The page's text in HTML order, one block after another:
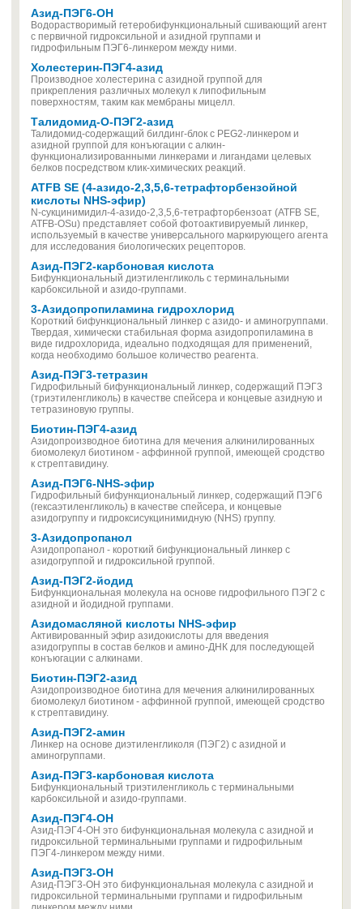
Азид-ПЭГ6-ОН
Водорастворимый гетеробифункциональный сшивающий агент
с первичной гидроксильной и азидной группами и
гидрофильным ПЭГ6-линкером между ними.
Холестерин-ПЭГ4-азид
Производное холестерина с азидной группой для
прикрепления различных молекул к липофильным
поверхностям, таким как мембраны мицелл.
Талидомид-О-ПЭГ2-азид
Талидомид-содержащий билдинг-блок с PEG2-линкером и
азидной группой для конъюгации с алкин-
функционализированными линкерами и лигандами целевых
белков посредством клик-химических реакций.
ATFB SE (4-азидо-2,3,5,6-тетрафторбензойной
кислоты NHS-эфир)
N-сукцинимидил-4-азидо-2,3,5,6-тетрафторбензоат (ATFB SE,
ATFB-OSu) представляет собой фотоактивируемый линкер,
используемый в качестве универсального маркирующего агента
для исследования биологических рецепторов.
Азид-ПЭГ2-карбоновая кислота
Бифункциональный диэтиленгликоль с терминальными
карбоксильной и азидо-группами.
3-Азидопропиламина гидрохлорид
Короткий бифункциональный линкер с азидо- и аминогруппами.
Твердая, химически стабильная форма азидопропиламина в
виде гидрохлорида, идеально подходящая для применений,
когда необходимо большое количество реагента.
Азид-ПЭГ3-тетразин
Гидрофильный бифункциональный линкер, содержащий ПЭГ3
(триэтиленгликоль) в качестве спейсера и концевые азидную и
тетразиновую группы.
Биотин-ПЭГ4-азид
Азидопроизводное биотина для мечения алкинилированных
биомолекул биотином - аффинной группой, имеющей сродство
к стрептавидину.
Азид-ПЭГ6-NHS-эфир
Гидрофильный бифункциональный линкер, содержащий ПЭГ6
(гексаэтиленгликоль) в качестве спейсера, и концевые
азидогруппу и гидроксисукцинимидную (NHS) группу.
3-Азидопропанол
Азидопропанол - короткий бифункциональный линкер с
азидогруппой и гидроксильной группой.
Азид-ПЭГ2-йодид
Бифункциональная молекула на основе гидрофильного ПЭГ2 с
азидной и йодидной группами.
Азидомасляной кислоты NHS-эфир
Активированный эфир азидокислоты для введения
азидогруппы в состав белков и амино-ДНК для последующей
конъюгации с алкинами.
Биотин-ПЭГ2-азид
Азидопроизводное биотина для мечения алкинилированных
биомолекул биотином - аффинной группой, имеющей сродство
к стрептавидину.
Азид-ПЭГ2-амин
Линкер на основе диэтиленгликоля (ПЭГ2) с азидной и
аминогруппами.
Азид-ПЭГ3-карбоновая кислота
Бифункциональный триэтиленгликоль с терминальными
карбоксильной и азидо-группами.
Азид-ПЭГ4-ОН
Азид-ПЭГ4-ОН это бифункциональная молекула с азидной и
гидроксильной терминальными группами и гидрофильным
ПЭГ4-линкером между ними.
Азид-ПЭГ3-ОН
Азид-ПЭГ3-ОН это бифункциональная молекула с азидной и
гидроксильной терминальными группами и гидрофильным